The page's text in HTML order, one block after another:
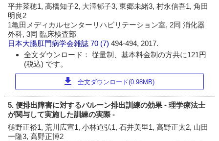
平井菜穂1, 高橋知子2, 大澤郁子3, 東郷未緒3, 村永信吾1, 角田
明良2
1亀田メディカルセンターリハビリテーション室, 2同 消化器
外科, 3同 臨床検査部
日本大腸肛門病学会雑誌 70 (7)494-494, 2017.
全文ダウンロード： 従量制、基本料金制の方共に121円
(税込) です。
download 全文ダウンロード(0.98MB)
5. 便排出障害に対するバルーン排出訓練の効果 - 理学療法士
が関与して実施した訓練の実際 -
槌野正裕1, 荒川広宣1, 小林道弘1, 石井美里1, 高野正太2, 山田
一隆3, 高野正博2